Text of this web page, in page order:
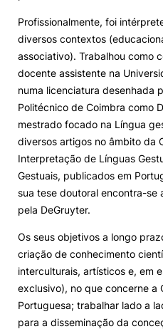
Profissionalmente, foi
diversos contextos
associativo). Trabalhou como
docente assistente na
numa licenciatura desenhada
Politécnico de Coimbra como
mestrado focado na Língua
diversos artigos no âmbito da
Interpretação de Línguas
Gestuais, publicados em
sua tese doutoral encontra-se
pela DeGruyter.
Os seus objetivos a longo
criação de conhecimento
interculturais, artísticos e, em
exclusivo), no que concerne a
Portuguesa; trabalhar lado a
para a disseminação da